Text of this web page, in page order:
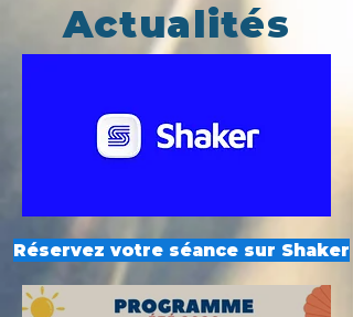
Actualités
Réservez votre séance sur Shaker